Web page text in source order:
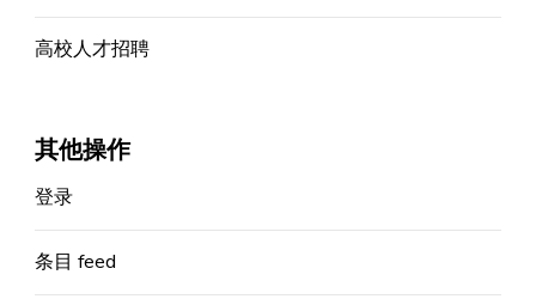
高校人才招聘
其他操作
登录
条目 feed